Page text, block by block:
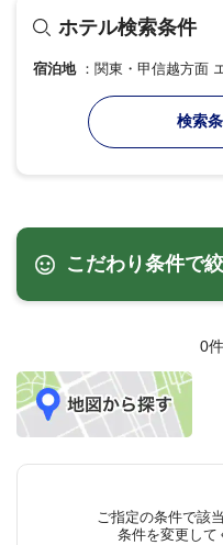
ホテル検索条件
宿泊地 関東・甲信越方面
検索
こだわり条件で
0
ご指定の条件で該
条件を変更して